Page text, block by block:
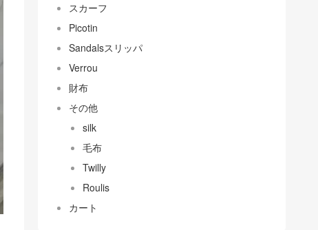
スカーフ
Picotin
Sandalsスリッパ
Verrou
財布
その他
silk
毛布
Twilly
Roulis
カート